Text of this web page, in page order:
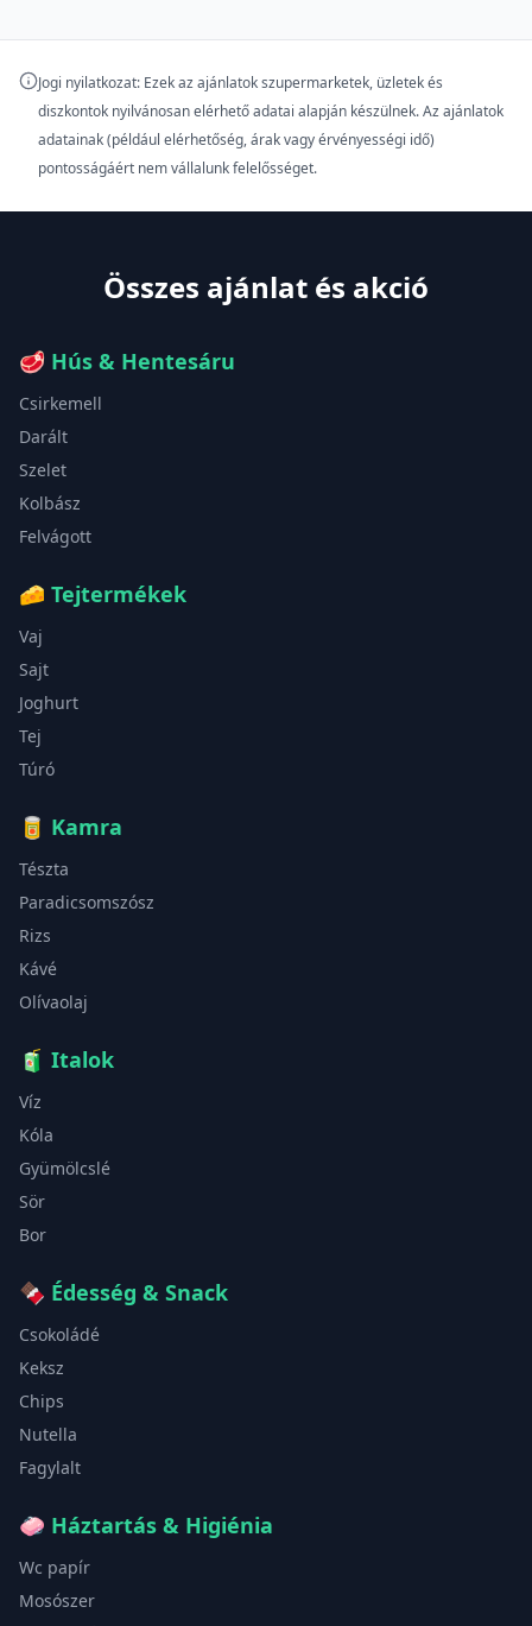
Jogi nyilatkozat: Ezek az ajánlatok szupermarketek, üzletek és
diszkontok nyilvánosan elérhető adatai alapján készülnek. Az ajánlatok
adatainak (például elérhetőség, árak vagy érvényességi idő)
pontosságáért nem vállalunk felelősséget.
Összes ajánlat és akció
🥩 Hús & Hentesáru
Csirkemell
Darált
Szelet
Kolbász
Felvágott
🧀 Tejtermékek
Vaj
Sajt
Joghurt
Tej
Túró
🥫 Kamra
Tészta
Paradicsomszósz
Rizs
Kávé
Olívaolaj
🧃 Italok
Víz
Kóla
Gyümölcslé
Sör
Bor
🍫 Édesség & Snack
Csokoládé
Keksz
Chips
Nutella
Fagylalt
🧼 Háztartás & Higiénia
Wc papír
Mosószer